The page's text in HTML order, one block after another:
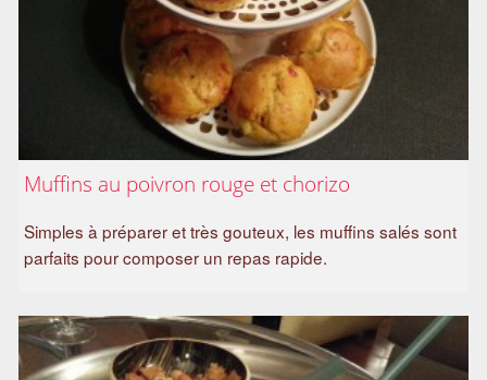
Muffins au poivron rouge et chorizo
Simples à préparer et très gouteux, les muffins salés sont
parfaits pour composer un repas rapide.